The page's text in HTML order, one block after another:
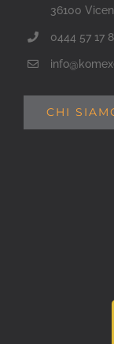
36100
0444 57 17
CHI